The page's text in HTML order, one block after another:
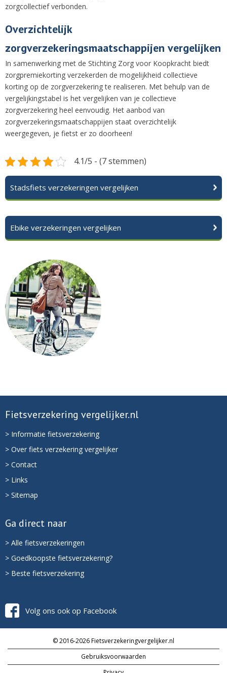
zorgcollectief verbonden.
Overzichtelijk
zorgverzekeringsmaatschappijen vergelijken
In samenwerking met de Stichting Zorg voor Koopkracht biedt
zorgpremiekorting verzekerden de mogelijkheid collectieve
korting op de zorgverzekering te realiseren. Met behulp van de
vergelijkingstabel is het vergelijken van je collectieve
zorgverzekering heel eenvoudig. Het aanbod van
zorgverzekeringsmaatschappijen staat overzichtelijk
weergegeven, je fietst er zo doorheen!
4.1/5 - (7 stemmen)
Stadsfiets verzekeringen vergelijken
Ebike verzekeringen vergelijken
Fietsverzekering vergelijker.nl
> Informatie fietsverzekering
> Over fiets verzekering vergelijker
> Contact
> Links
> Sitemap
Ga direct naar
> Alle fietsverzekeringen
> Goedkoopste fietsverzekering?
> Beste fietsverzekering
Volg ons ook op Facebook
© 2016-2026 Fietsverzekeringvergelijker.nl
Gebruiksvoorwaarden